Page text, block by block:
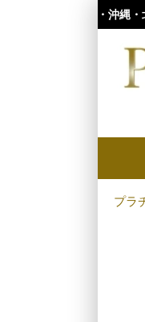
沖縄・北海道は+１日
プラ